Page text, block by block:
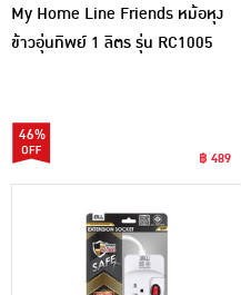
My Home Line Friends หม้อหุง
ข้าวอุ่นทิพย์ 1 ลิตร รุ่น RC1005
46%
฿ 489